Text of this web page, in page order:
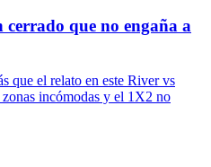
que no engaña a
que el relato en este River vs
incómodas y el 1X2 no